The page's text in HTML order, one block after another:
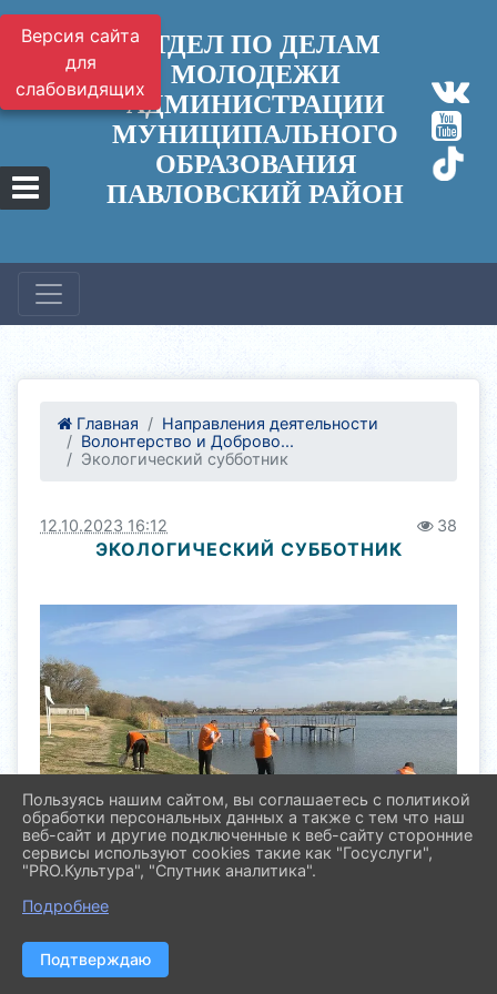
Версия сайта
для
слабовидящих
ОТДЕЛ ПО ДЕЛАМ
МОЛОДЕЖИ
АДМИНИСТРАЦИИ
МУНИЦИПАЛЬНОГО
ОБРАЗОВАНИЯ
ПАВЛОВСКИЙ РАЙОН
Главная
Направления деятельности
Волонтерство и Доброво...
Экологический субботник
12.10.2023 16:12 38
ЭКОЛОГИЧЕСКИЙ СУББОТНИК
Пользуясь нашим сайтом, вы соглашаетесь с политикой
обработки персональных данных а также с тем что наш
веб-сайт и другие подключенные к веб-сайту сторонние
сервисы используют cookies такие как "Госуслуги",
"PRO.Культура", "Спутник аналитика".
Подробнее
Подтверждаю